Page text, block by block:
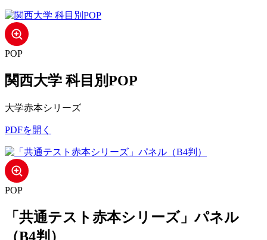
POP
関西大学 科目別POP
大学赤本シリーズ
PDFを開く
POP
「共通テスト赤本シリーズ」パネル
（B4判）